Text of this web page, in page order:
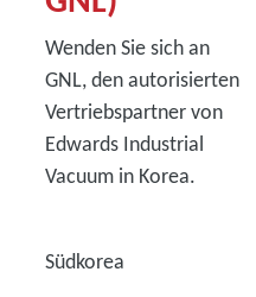
Wenden Sie sich an
GNL, den autorisierten
Vertriebspartner von
Edwards Industrial
Vacuum in Korea.
Südkorea